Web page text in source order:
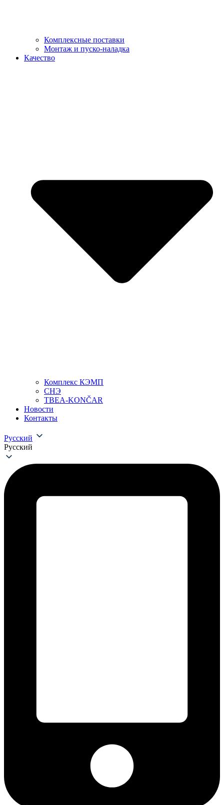
Комплексные поставки
Монтаж и пуско-наладка
Качество
Комплекс КЭМП
СНЭ
TBEA-KONČAR
Новости
Контакты
Русский
Русский